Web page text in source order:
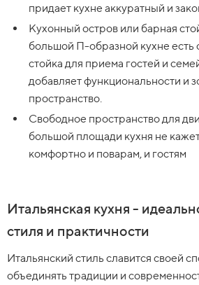
придает кухне аккуратный и
Кухонный остров или барная
большой П-образной кухне есть
стойка для приема гостей и
добавляет функциональности и
пространство.
Свободное пространство для
большой площади кухня не
комфортно и поварам, и гостям
Итальянская кухня -
стиля и практичности
Итальянский стиль славится своей
объединять традиции и